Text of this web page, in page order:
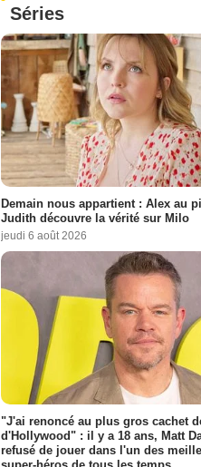
Séries
Demain nous appartient : Alex au
Judith découvre la vérité sur Milo
jeudi 6 août 2026
"J'ai renoncé au plus gros cachet
d'Hollywood" : il y a 18 ans, Matt
refusé de jouer dans l'un des